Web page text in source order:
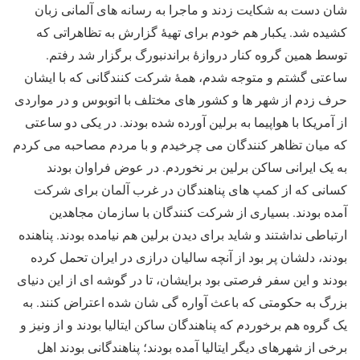
شان دست به شکایت زدند و ماجرا به رسانه های آلمانی زبان
کشیده شد. یکبار هم خودم برای تهیۀ گزارش به تظاهراتی که
توسط همین گروه کنار دروازۀ براندنبورگ برگزار شد رفتم.
ساعتی گشتم و متوجه شدم، همۀ شرکت کنندگانی که با ایشان
حرف زدم از شهر ها و کشور های مختلف با اتوبوس و در مواردی
از آمریکا با هواپیما به برلین آورده شده بودند. در یکی دو ساعتی
که میان تظاهر کنندگان می چرخیدم و با مردم مصاحبه می کردم
به یک ایرانی ساکن برلین بر نخوردم. در عوض فراوان بودند
کسانی که از کمپ های پناهندگان در غرب آلمان برای شرکت
آمده بودند. بسیاری از شرکت کنندگان با سازمان مجاهدین
ارتباطی نداشتند و شاید برای دیدن برلین هم نیامده بودند. پناهنده
بودند، دلشان پر بود از آنچه سالیان درازی در ایران تحمل کرده
بودند و این سفر فرصتی بود برایشان، تا در گوشه ای از این دنیای
بزرگ به حکومتی که باعث آواره گی شان شده اعتراض کنند. به
یک گروه هم برخوردم که پناهندگان ساکن ایتالیا بودند و از ونیز و
برخی از شهرهای دیگر ایتالیا آمده بودند؛ پناهندگانی بودند اهل